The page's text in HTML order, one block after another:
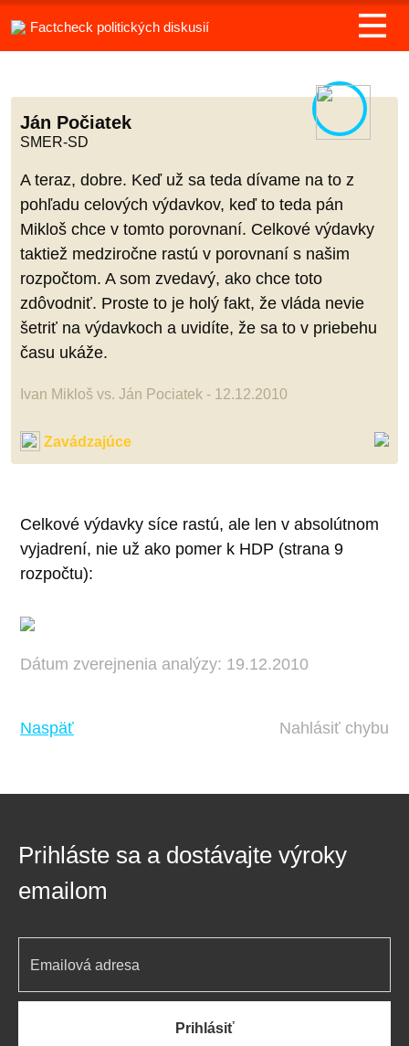
Factcheck politických diskusií
Ján Počiatek
SMER-SD
A teraz, dobre. Keď už sa teda dívame na to z
pohľadu celových výdavkov, keď to teda pán
Mikloš chce v tomto porovnaní. Celkové výdavky
taktiež medziročne rastú v porovnaní s našim
rozpočtom. A som zvedavý, ako chce toto
zdôvodniť. Proste to je holý fakt, že vláda nevie
šetriť na výdavkoch a uvidíte, že sa to v priebehu
času ukáže.
Ivan Mikloš vs. Ján Pociatek - 12.12.2010
Zavádzajúce
Celkové výdavky síce rastú, ale len v absolútnom
vyjadrení, nie už ako pomer k HDP (strana 9
rozpočtu):
Dátum zverejnenia analýzy: 19.12.2010
Naspäť Nahlásiť chybu
Prihláste sa a dostávajte výroky
emailom
Prihlásiť